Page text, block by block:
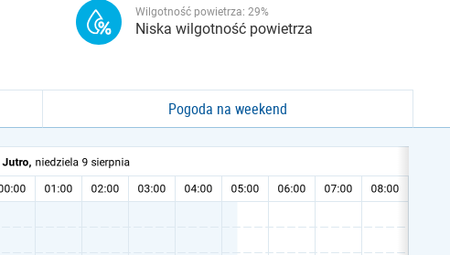
Wilgotność powietrza: 29%
Niska wilgotność powietrza
Pogoda na weekend